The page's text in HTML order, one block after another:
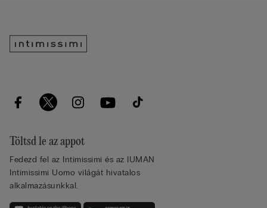
Töltsd le az appot
Fedezd fel az Intimissimi és az IUMAN
Intimissimi Uomo világát hivatalos
alkalmazásunkkal.